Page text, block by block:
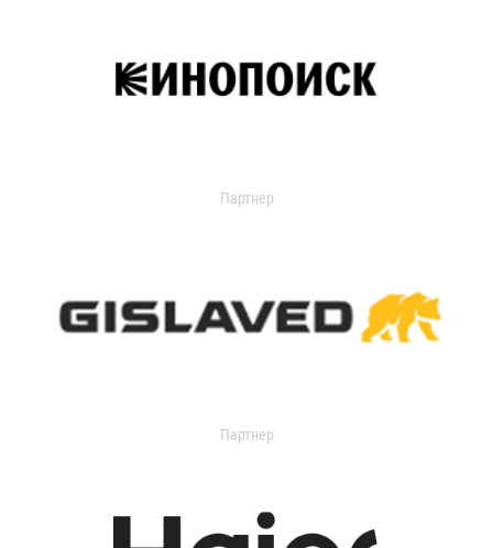
Партнер
Партнер